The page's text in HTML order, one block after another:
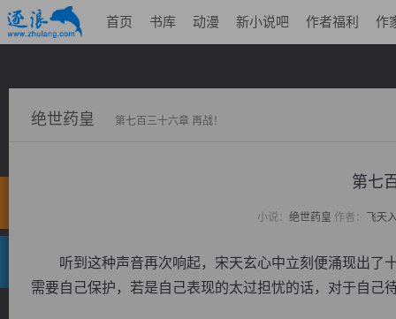
首页 书库 动漫 新小说吧 作者福利 作
绝世药皇 第七百三十六章 再战！
第七
小说： 绝世药皇 作者： 飞天
听到这种声音再次响起，宋天玄心中立刻便涌现出了
需要自己保护，若是自己表现的太过担忧的话，对于自己